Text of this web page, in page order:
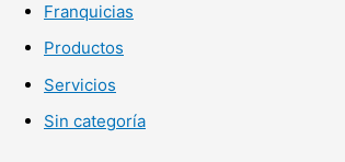
Franquicias
Productos
Servicios
Sin categoría